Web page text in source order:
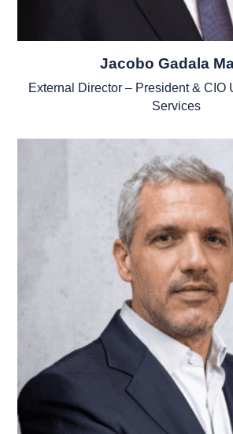
Jacobo Gadala
External Director – President & CIO
Services